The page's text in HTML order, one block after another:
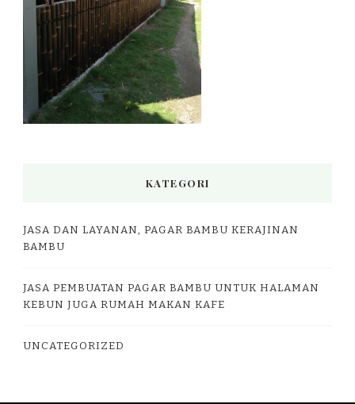
KATEGORI
JASA DAN LAYANAN, PAGAR BAMBU KERAJINAN
BAMBU
JASA PEMBUATAN PAGAR BAMBU UNTUK HALAMAN
KEBUN JUGA RUMAH MAKAN KAFE
UNCATEGORIZED